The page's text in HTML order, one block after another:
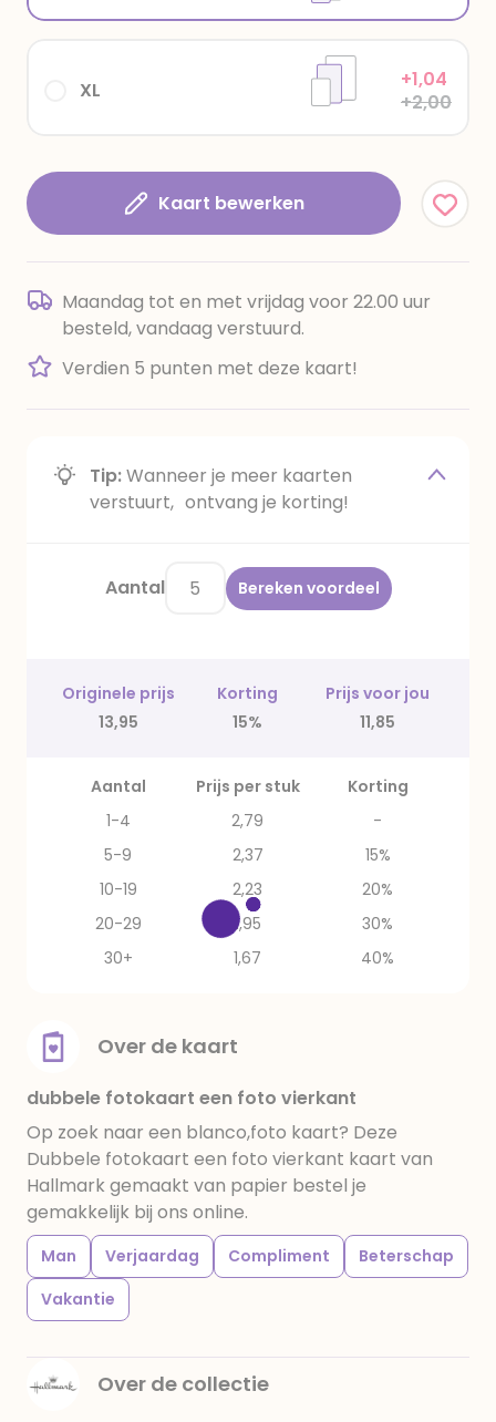
XL
+1,04
+2,00
Kaart bewerken
Maandag tot en met vrijdag voor 22.00 uur
besteld, vandaag verstuurd.
Verdien 5 punten met deze kaart!
Tip:Wanneer je meer kaarten
verstuurt, ontvang je korting!
Aantal Bereken voordeel
Originele prijs Korting
Prijs voor jou
13,95
15% 11,85
Aantal Prijs per stuk
Korting
1-4
2,79
-
5-9
2,37
15%
10-19
2,23
20%
20-29
1,95
30%
30+
1,67 40%
Over de kaart
dubbele fotokaart een foto vierkant
Op zoek naar een blanco,foto kaart? Deze
Dubbele fotokaart een foto vierkant kaart van
Hallmark gemaakt van papier bestel je
gemakkelijk bij ons online.
Man Verjaardag Compliment
Beterschap
Vakantie
Over de collectie